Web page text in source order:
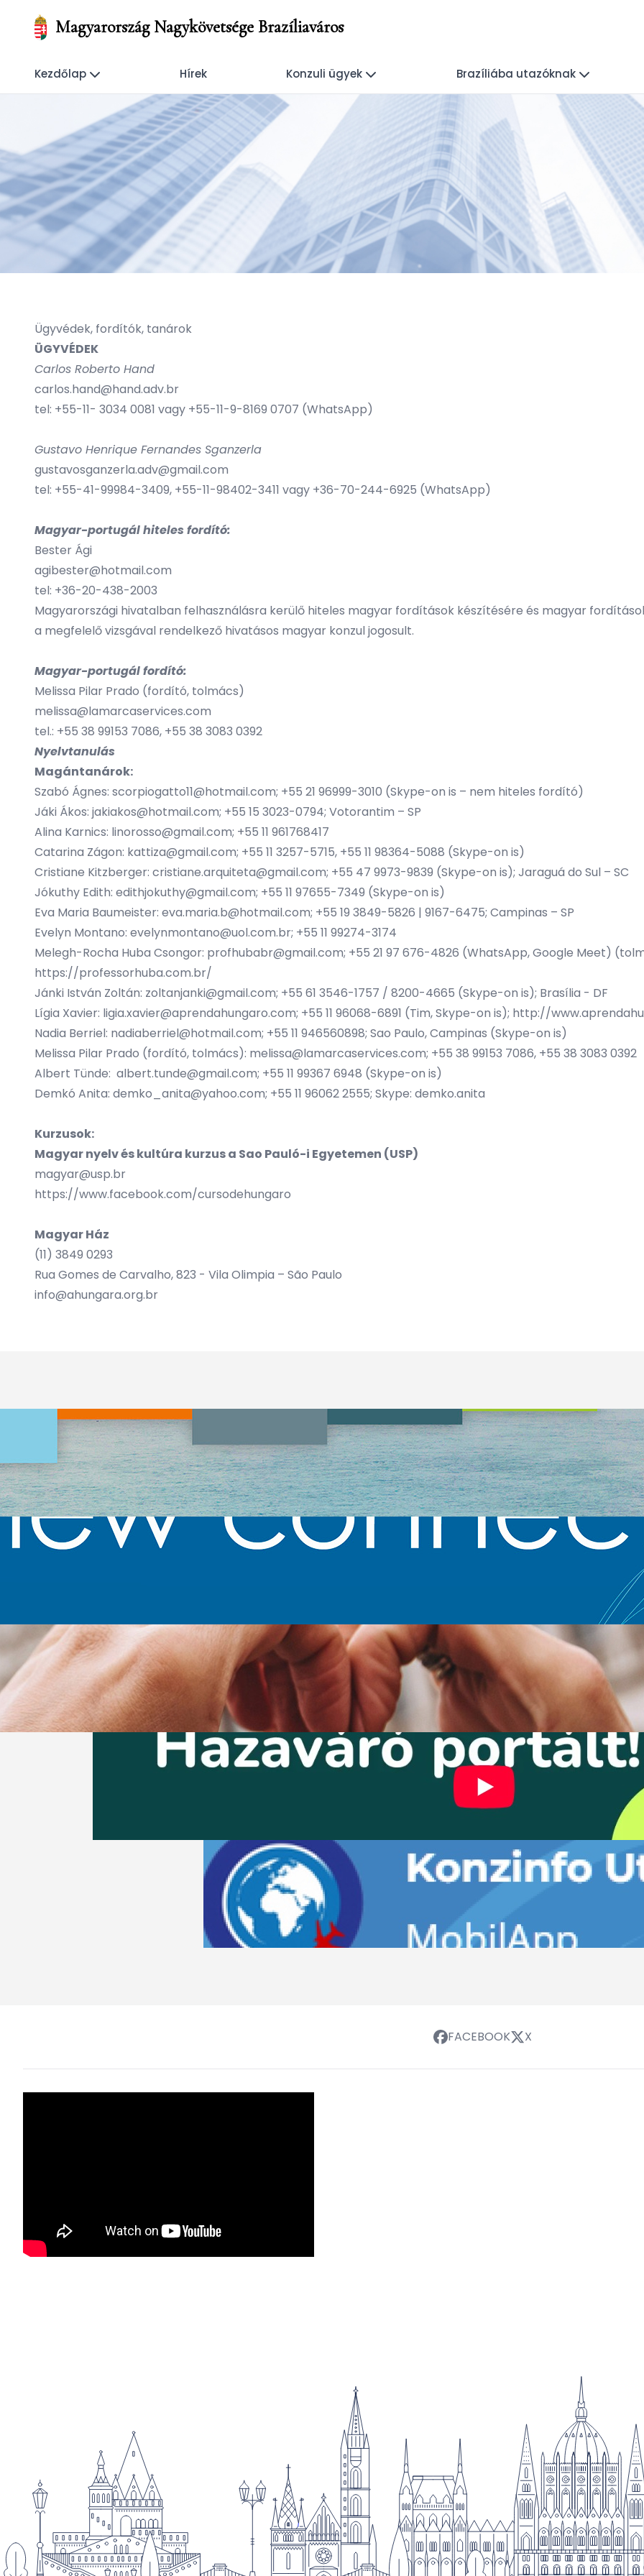
Magyarország Nagykövetsége Brazíliaváros
Kezdőlap Hírek Konzuli ügyek Brazíliába utazóknak
Ügyvédek, fordítók, tanárok
ÜGYVÉDEK
Carlos Roberto Hand
carlos.hand@hand.adv.br
tel: +55-11- 3034 0081 vagy +55-11-9-8169 0707 (WhatsApp)
Gustavo Henrique Fernandes Sganzerla
gustavosganzerla.adv@gmail.com
tel: +55-41-99984-3409, +55-11-98402-3411 vagy +36-70-244-6925 (WhatsApp)
Magyar-portugál hiteles fordító:
Bester Ági
agibester@hotmail.com
tel: +36-20-438-2003
Magyarországi hivatalban felhasználásra kerülő hiteles magyar fordítások készítésére és magyar
a megfelelő vizsgával rendelkező hivatásos magyar konzul jogosult.
Magyar-portugál fordító:
Melissa Pilar Prado (fordító, tolmács)
melissa@lamarcaservices.com
tel.: +55 38 99153 7086, +55 38 3083 0392
Nyelvtanulás
Magántanárok:
Szabó Ágnes: scorpiogatto11@hotmail.com; +55 21 96999-3010 (Skype-on is – nem hiteles fordító)
Jáki Ákos: jakiakos@hotmail.com; +55 15 3023-0794; Votorantim – SP
Alina Karnics: linorosso@gmail.com; +55 11 961768417
Catarina Zágon: kattiza@gmail.com; +55 11 3257-5715, +55 11 98364-5088 (Skype-on is)
Cristiane Kitzberger: cristiane.arquiteta@gmail.com; +55 47 9973-9839 (Skype-on is); Jaraguá do Sul – SC
Jókuthy Edith: edithjokuthy@gmail.com; +55 11 97655-7349 (Skype-on is)
Eva Maria Baumeister: eva.maria.b@hotmail.com; +55 19 3849-5826 | 9167-6475; Campinas – SP
Evelyn Montano: evelynmontano@uol.com.br; +55 11 99274-3174
Melegh-Rocha Huba Csongor: profhubabr@gmail.com; +55 21 97 676-4826 (WhatsApp, Google Meet)
https://professorhuba.com.br/
Jánki István Zoltán: zoltanjanki@gmail.com; +55 61 3546-1757 / 8200-4665 (Skype-on is); Brasília - DF
Lígia Xavier: ligia.xavier@aprendahungaro.com; +55 11 96068-6891 (Tim, Skype-on is); http://
Nadia Berriel: nadiaberriel@hotmail.com; +55 11 946560898; Sao Paulo, Campinas (Skype-on is)
Melissa Pilar Prado (fordító, tolmács): melissa@lamarcaservices.com; +55 38 99153 7086, +55 38 3083 0392
Albert Tünde: albert.tunde@gmail.com; +55 11 99367 6948 (Skype-on is)
Demkó Anita: demko_anita@yahoo.com; +55 11 96062 2555; Skype: demko.anita
Kurzusok:
Magyar nyelv és kultúra kurzus a Sao Pauló-i Egyetemen (USP)
magyar@usp.br
https://www.facebook.com/cursodehungaro
Magyar Ház
(11) 3849 0293
Rua Gomes de Carvalho, 823 - Vila Olimpia – São Paulo
info@ahungara.org.br
FACEBOOK X